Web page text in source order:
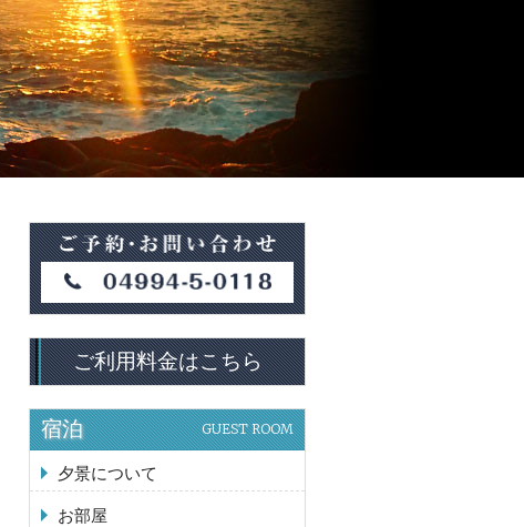
ご利用料金はこちら
宿泊 GUEST ROOM
夕景について
お部屋